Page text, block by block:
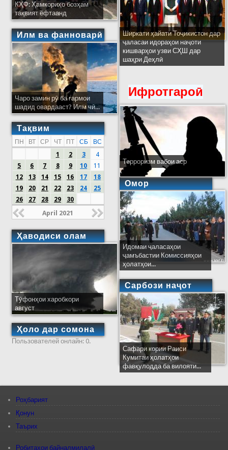
КҲФ: Ҳамкориҳо бозҳам
тақвият ёфтаанд
Илм ва фанноварӣ
Чаро замин рӯ ба гармои
шадид овардааст? Илм чӣ...
Тақвим
ПН ВТ СР ЧТ ПТ СБ
ВС
1
2 3
4
5
6 7 8 9 10
11
12
13 14 15 16 17
18
19
20 21 22 23 24
25
26
27 28 29 30
April 2021
Ҳаводиси олам
Тӯфонҳои харобкори
август
Ҳоло дар сомона
Пользователей онлайн: 0.
Ширкати ҳайати Тоҷикистон дар
ҷаласаи идораҳои наҷоти
кишварҳои узви СҲШ дар
шаҳри Деҳлӣ
Ифротгароӣ
Терроризм вабои аср
Омор
Идомаи ҷаласаҳои
ҷамъбастии Комиссияҳои
ҳолатҳои...
Сарбози наҷот
Сафари кории Раиси
Кумитаи ҳолатҳои
фавқулодда ба вилояти...
Роҳбарият
Қонун
Таърих
Робитаҳои байналмилалӣ